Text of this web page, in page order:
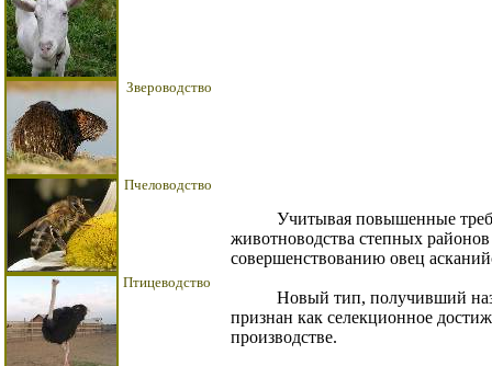
Звероводство
Пчеловодство
Птицеводство
Учитывая повышенные
животноводства степных
совершенствованию овец
Новый тип, получивший
признан как селекционное
производстве.